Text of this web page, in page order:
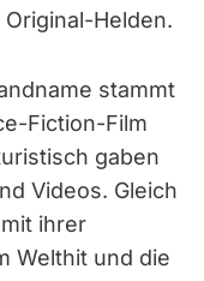
Helden.
stammt
Fiction-Film
gaben
Videos. Gleich
ihrer
Welthit und die